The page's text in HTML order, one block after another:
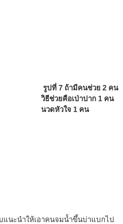
รูปที่ 7 ถ้ามีคนช่วย 2 คน
วิธีช่วยคือเป่าปาก 1 คน
นวดหัวใจ 1 คน
แนะนำให้เอาคนจมน้ำขึ้นบ่าแบกไป